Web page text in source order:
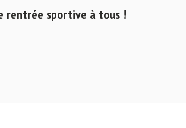
rentrée sportive à tous !